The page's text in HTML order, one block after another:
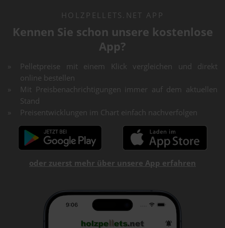
HOLZPELLETS.NET APP
Kennen Sie schon unsere kostenlose
App?
Pelletpreise mit einem Klick vergleichen und direkt
online bestellen
Mit Preisbenachrichtigungen immer auf dem aktuellen
Stand
Preisentwicklungen im Chart einfach nachverfolgen
oder zuerst mehr über unsere App erfahren